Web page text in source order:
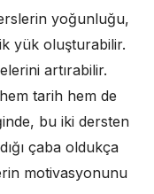
yoğunluğu,
yük oluşturabilir.
artırabilir.
tarih hem de
bu iki dersten
çaba oldukça
motivasyonunu